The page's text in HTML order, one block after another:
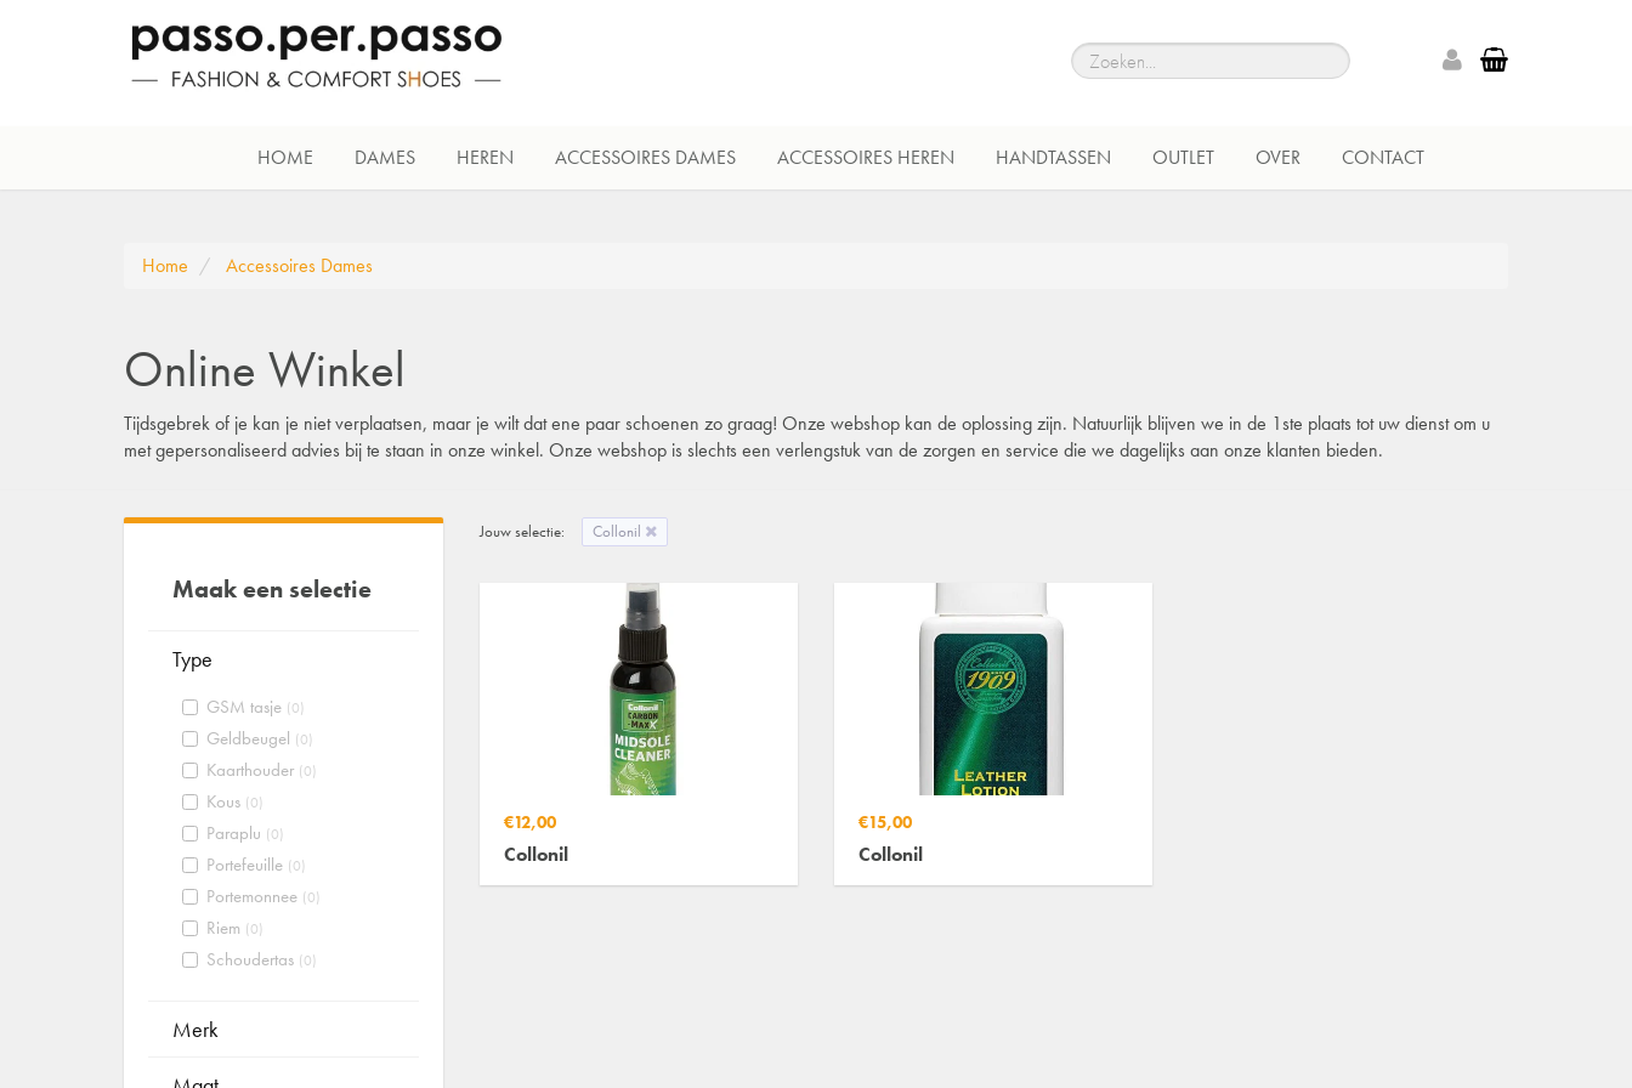
HOME DAMES HEREN ACCESSOIRES DAMES ACCESSOIRES HEREN HANDTASSEN OUTLET OVER CONTACT
Home Accessoires Dames
Online Winkel
Tijdsgebrek of je kan je niet verplaatsen, maar je wilt dat ene paar schoenen zo graag! Onze webshop kan de oplossing zijn. Natuurlijk blijven we in de 1ste plaats tot uw dienst om u
met gepersonaliseerd advies bij te staan in onze winkel. Onze webshop is slechts een verlengstuk van de zorgen en service die we dagelijks aan onze klanten bieden.
Jouw selectie: Collonil
€12,00
Collonil
€15,00
Collonil
Maak een selectie
Type
GSM tasje (0)
Geldbeugel (0)
Kaarthouder (0)
Kous (0)
Paraplu (0)
Portefeuille (0)
Portemonnee (0)
Riem (0)
Schoudertas (0)
Merk